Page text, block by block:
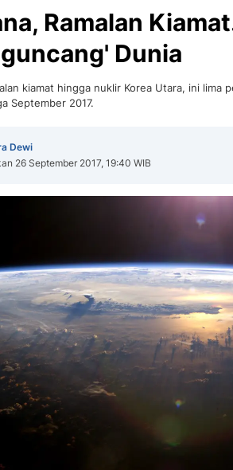
Ramalan
Dunia
kiamat hingga nuklir Korea Utara, ini lima
September 2017.
Dewi
26 September 2017, 19:40 WIB